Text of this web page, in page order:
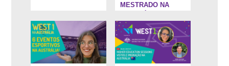
MESTRADO NA
QUT